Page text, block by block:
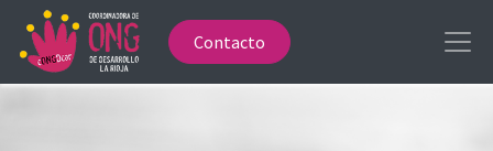
Contacto